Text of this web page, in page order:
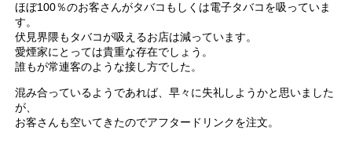
ほぼ100％のお客さんがタバコもしくは電子タバコを吸っていま
す。
伏見界隈もタバコが吸えるお店は減っています。
愛煙家にとっては貴重な存在でしょう。
誰もが常連客のような接し方でした。
混み合っているようであれば、早々に失礼しようかと思いました
が、
お客さんも空いてきたのでアフタードリンクを注文。